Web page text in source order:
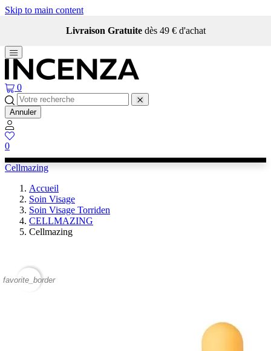
Skip to main content
Livraison Gratuite dès 49 € d'achat
0
Annuler
0
Cellmazing
Accueil
Soin Visage
Soin Visage Torriden
CELLMAZING
Cellmazing
favorite_border